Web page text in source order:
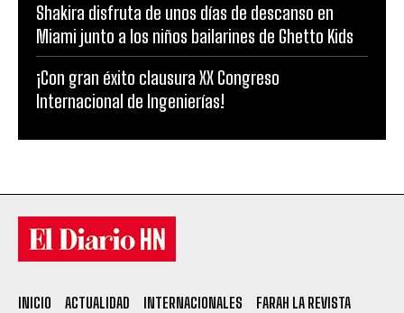
Shakira disfruta de unos días de descanso en
Miami junto a los niños bailarines de Ghetto Kids
¡Con gran éxito clausura XX Congreso
Internacional de Ingenierías!
INICIO ACTUALIDAD INTERNACIONALES
FARAH LA REVISTA